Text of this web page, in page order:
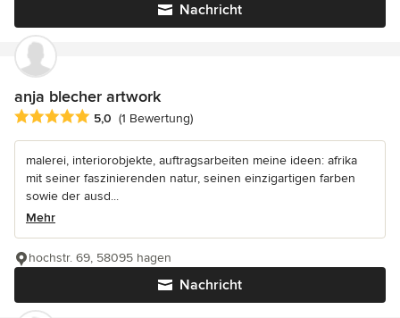
Nachricht
anja blecher artwork
Durchschnittliche Bewertung: 5 von 5 Sternen
5,0 (1 Bewertung)
malerei, interiorobjekte, auftragsarbeiten meine ideen: afrika
mit seiner faszinierenden natur, seinen einzigartigen farben
sowie der ausd...
Mehr
Nachricht
hochstr. 69, 58095 hagen